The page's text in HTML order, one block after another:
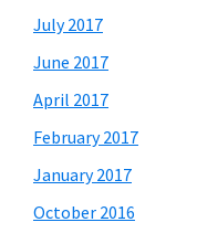
July 2017
June 2017
April 2017
February 2017
January 2017
October 2016